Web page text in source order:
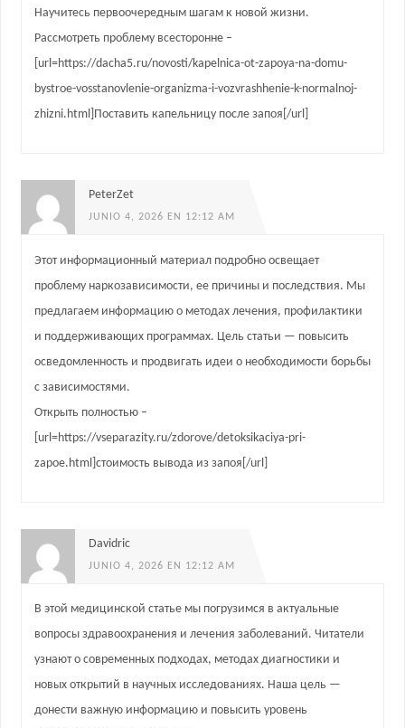
Научитесь первоочередным шагам к новой жизни.
Рассмотреть проблему всесторонне –
[url=https://dacha5.ru/novosti/kapelnica-ot-zapoya-na-domu-
bystroe-vosstanovlenie-organizma-i-vozvrashhenie-k-normalnoj-
zhizni.html]Поставить капельницу после запоя[/url]
PeterZet
JUNIO 4, 2026 EN 12:12 AM
Этот информационный материал подробно освещает
проблему наркозависимости, ее причины и последствия. Мы
предлагаем информацию о методах лечения, профилактики
и поддерживающих программах. Цель статьи — повысить
осведомленность и продвигать идеи о необходимости борьбы
с зависимостями.
Открыть полностью –
[url=https://vseparazity.ru/zdorove/detoksikaciya-pri-
zapoe.html]стоимость вывода из запоя[/url]
Davidric
JUNIO 4, 2026 EN 12:12 AM
В этой медицинской статье мы погрузимся в актуальные
вопросы здравоохранения и лечения заболеваний. Читатели
узнают о современных подходах, методах диагностики и
новых открытий в научных исследованиях. Наша цель —
донести важную информацию и повысить уровень